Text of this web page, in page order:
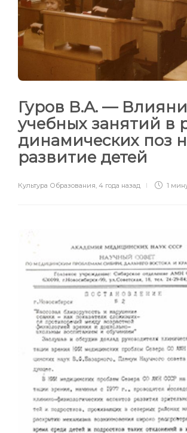
Гуров В.А. —
учебных занятий в
динамических поз
развитие детей
Культура Образования 4 года назад 1